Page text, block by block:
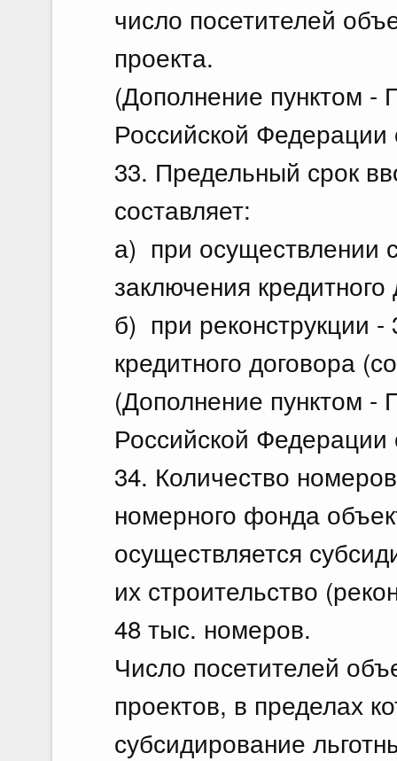
число посетителей
проекта.
(Дополнение пунктом -
Российской
33. Предельный срок
составляет:
а) при осуществлении
заключения
б) при реконструкции -
кредитного договора
(Дополнение пунктом -
Российской
34. Количество
номерного фонда
осуществляется
их строительство
48 тыс. номеров.
Число посетителей
проектов, в пределах
субсидирование